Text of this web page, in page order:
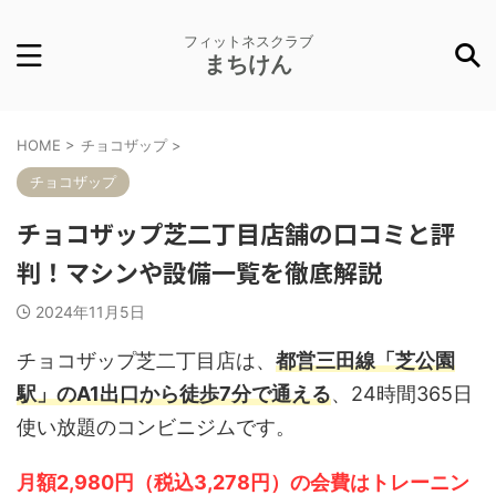
フィットネスクラブ
まちけん
HOME > チョコザップ >
チョコザップ
チョコザップ芝二丁目店舗の口コミと評
判！マシンや設備一覧を徹底解説
2024年11月5日
チョコザップ芝二丁目店は、 都営三田線「芝公園
駅」のA1出口から徒歩7分で通える、24時間365日
使い放題のコンビニジムです。
月額2,980円（税込3,278円）の会費はトレーニン